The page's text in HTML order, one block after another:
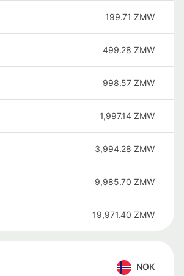
199.71 ZMW
499.28 ZMW
998.57 ZMW
1,997.14 ZMW
3,994.28 ZMW
9,985.70 ZMW
19,971.40 ZMW
NOK